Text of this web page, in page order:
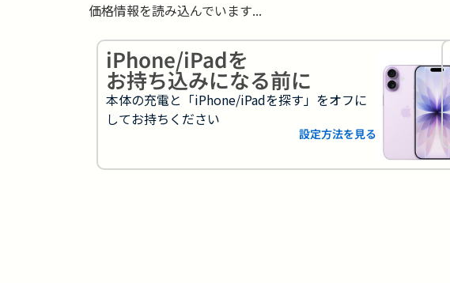
価格情報を読み込んでいます...
iPhone/iPadを
お持ち込みになる前に
本体の充電と「iPhone/iPadを探す」をオフに
してお持ちください
設定方法を見る